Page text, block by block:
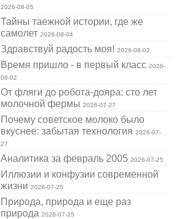
2026-08-05
Тайны таежной истории, где же
самолет2026-08-04
Здравствуй радость моя!2026-08-02
Время пришло - в первый класс2026-
08-02
От фляги до робота-дояра: сто лет
молочной фермы2026-07-27
Почему советское молоко было
вкуснее: забытая технология2026-07-
27
Аналитика за февраль 20052026-07-25
Иллюзии и конфузии современной
жизни2026-07-25
Природа, природа и еще раз
природа2026-07-25